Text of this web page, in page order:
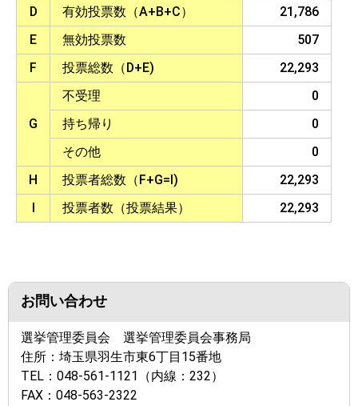
D
有効投票数（A+B+C）
21,786
E
無効投票数
507
F
投票総数（D+E) 22,293
G
不受理
0
持ち帰り
0
その他
0
H
投票者総数（F+G=I)
22,293
I
投票者数（投票結果） 22,293
お問い合わせ
選挙管理委員会 選挙管理委員会事務局
住所： 埼玉県羽生市東6丁目15番地
TEL： 048-561-1121
（内線：232）
FAX： 048-563-2322